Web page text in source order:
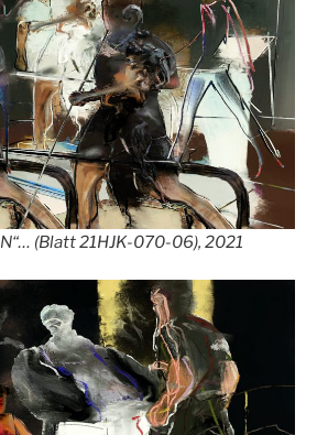
(Blatt 21HJK-070-06), 2021